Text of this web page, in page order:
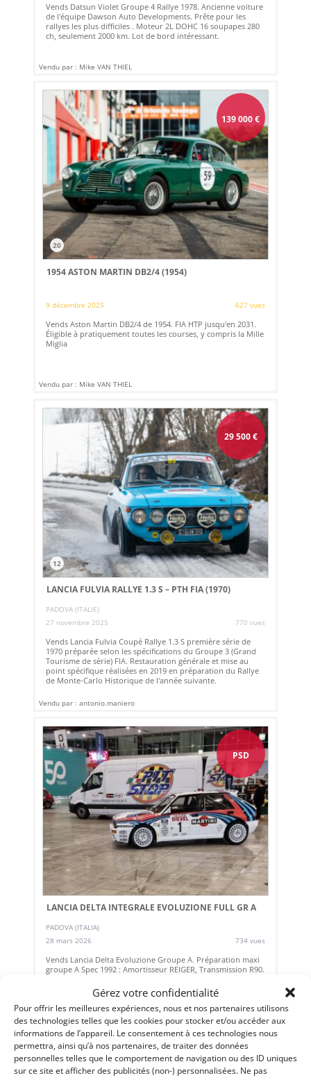
Gérez votre confidentialité
Pour offrir les meilleures expériences, nous et nos partenaires utilisons
des technologies telles que les cookies pour stocker et/ou accéder aux
informations de l’appareil. Le consentement à ces technologies nous
permettra, ainsi qu’à nos partenaires, de traiter des données
personnelles telles que le comportement de navigation ou des ID uniques
sur ce site et afficher des publicités (non-) personnalisées. Ne pas
Vends Datsun Violet Groupe 4 Rallye 1978. Ancienne voiture
de l'équipe Dawson Auto Developments. Prête pour les
rallyes les plus difficiles . Moteur 2L DOHC 16 soupapes 280
ch, seulement 2000 km. Lot de bord intéressant.
Vendu par : Mike VAN THIEL
139 000€
20
1954 ASTON MARTIN DB2/4 (1954)
9 décembre 2025 627 vues
Vends Aston Martin DB2/4 de 1954. FIA HTP jusqu'en 2031.
Éligible à pratiquement toutes les courses, y compris la Mille
Miglia
Vendu par : Mike VAN THIEL
29 500€
12
LANCIA FULVIA RALLYE 1.3 S – PTH FIA (1970)
PADOVA (ITALIE)
27 novembre 2025
770 vues
Vends Lancia Fulvia Coupé Rallye 1.3 S première série de
1970 préparée selon les spécifications du Groupe 3 (Grand
Tourisme de série) FIA. Restauration générale et mise au
point spécifique réalisées en 2019 en préparation du Rallye
de Monte-Carlo Historique de l'année suivante.
Vendu par : antonio.maniero
PSD
LANCIA DELTA INTEGRALE EVOLUZIONE FULL GR A
PADOVA (ITALIA)
28 mars 2026
734 vues
Vends Lancia Delta Evoluzione Groupe A. Préparation maxi
groupe A Spec 1992 : Amortisseur REIGER, Transmission R90.
Vendu par : portatile73
95 000€